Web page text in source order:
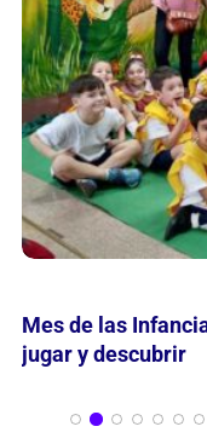
María Nathan
“Momentos en la